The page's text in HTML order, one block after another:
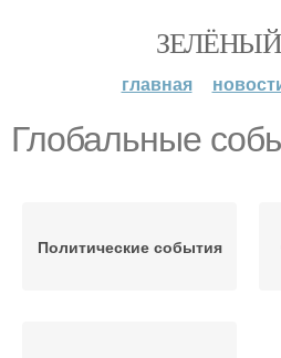
главная
Глобальные
Политические события